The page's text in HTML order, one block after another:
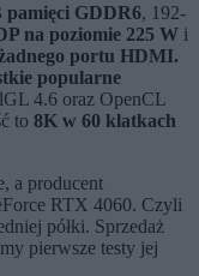
pamięci GDDR6, 192-
na poziomie 225 W i
żadnego portu HDMI.
popularne
4.6 oraz OpenCL
to 8K w 60 klatkach
a producent
RTX 4060. Czyli
półki. Sprzedaż
pierwsze testy jej